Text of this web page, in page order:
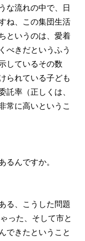
な流れの中で、日
ね、この集団生活
というのは、愛着
べきだというふう
しているその数
られている子ども
託率（正しくは、
常に高いというこ
るんですか。
る、こうした問題
った、そして市と
できたということ